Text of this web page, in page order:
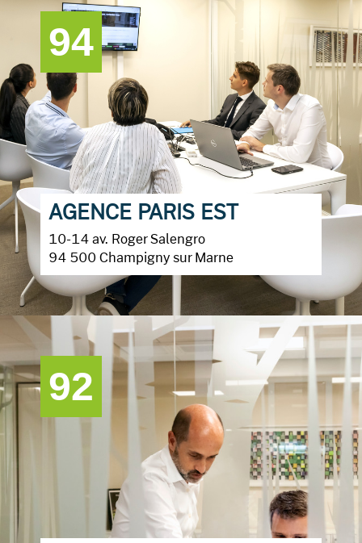
94
AGENCE PARIS EST
10-14 av. Roger Salengro
94 500 Champigny sur Marne
92